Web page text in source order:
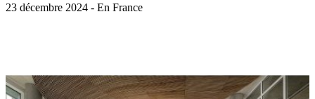
23 décembre 2024 - En France